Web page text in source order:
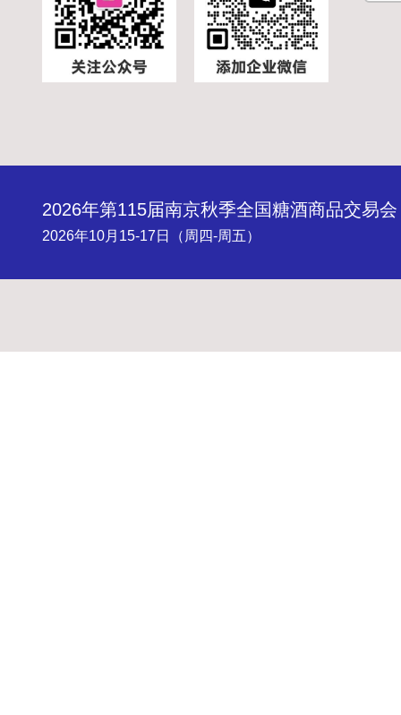
2026年第115届南京秋季全国糖酒商品交易会
2026年10月15-17日（周四-周五）